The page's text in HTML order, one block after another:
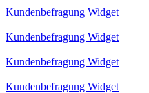
Kundenbefragung Widget
Kundenbefragung Widget
Kundenbefragung Widget
Kundenbefragung Widget